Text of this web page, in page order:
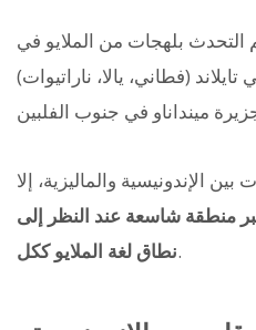
التحدث بلهجات من الملايو في
(فطاني، يالا، ناراتيوات)
الإندونيسية والماليزية، إلا
منطقة شاسعة عند النظر إلى
نطاق لغة الملايو ككل.